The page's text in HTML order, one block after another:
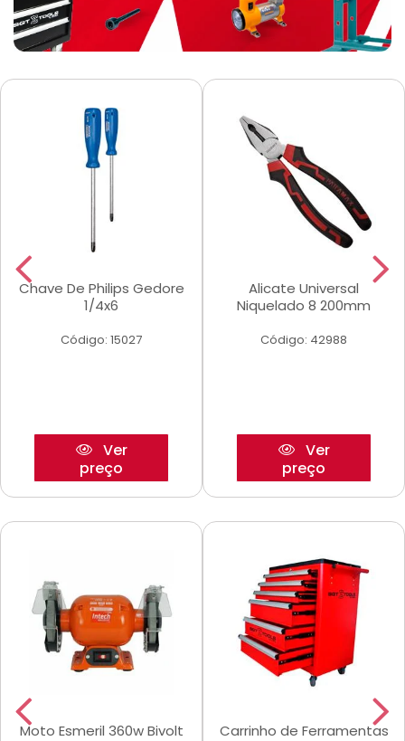
Chave De Philips Gedore
1/4x6
Código: 15027
Ver
preço
Alicate Universal
Niquelado 8 200mm
Código: 42988
Ver
preço
Moto Esmeril 360w Bivolt
Carrinho de Ferramentas